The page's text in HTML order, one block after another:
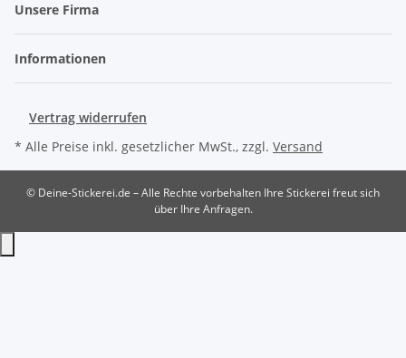
Unsere Firma
Informationen
Vertrag widerrufen
* Alle Preise inkl. gesetzlicher MwSt., zzgl. Versand
© Deine-Stickerei.de – Alle Rechte vorbehalten Ihre Stickerei freut sich
über Ihre Anfragen.